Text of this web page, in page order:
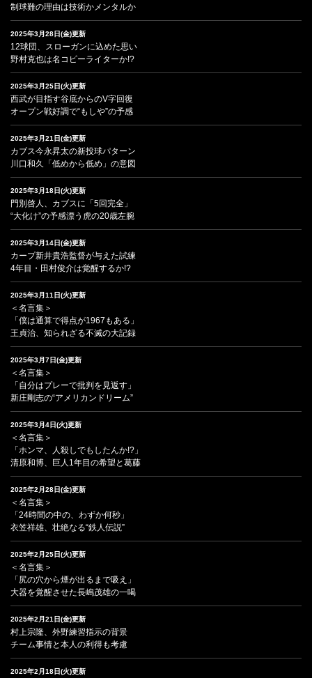
制球難の理由は技術かメンタルか
2025年3月28日(金)更新
12球団、スローガンに込めた思い
野村克也は名コピーライターか!?
2025年3月25日(火)更新
西武が目指す谷底からのV字回復
オープン戦好調で“もしや”の予感
2025年3月21日(金)更新
カブス今永昇太の新投球パターン
川口和久「低めから低め」の意図
2025年3月18日(火)更新
門別啓人、カブスに「5回完全」
“大化け”の予感漂う虎の20歳左腕
2025年3月14日(金)更新
カープ新井貴浩監督が与えた試練
4年目・田村俊介は覚醒するか!?
2025年3月11日(火)更新
＜名言集＞
「僕は通算で得点が1967もある」
王貞治、知られざる不滅の大記録
2025年3月7日(金)更新
＜名言集＞
「自分はプレーで批判を見返す」
新庄剛志の“アメリカンドリーム”
2025年3月4日(火)更新
＜名言集＞
「ホンマ、人殺しでもしたんか!?」
清原和博、巨人1年目の希望と葛藤
2025年2月28日(金)更新
＜名言集＞
「24時間の中の、わずか何秒」
衣笠祥雄、壮絶なる“鉄人伝説”
2025年2月25日(火)更新
＜名言集＞
「尻の穴から煙が出るまで吸え」
大器を覚醒させた長嶋茂雄の一喝
2025年2月21日(金)更新
村上宗隆、外野練習指示の背景
チーム事情と本人の利得も考慮
2025年2月18日(火)更新